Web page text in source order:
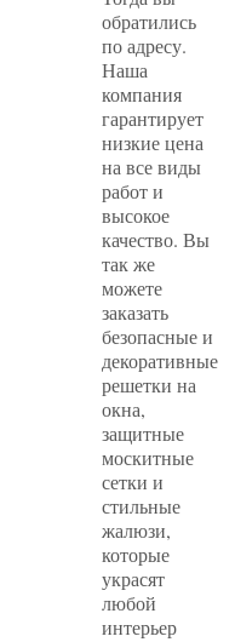
обратились
по адресу.
Наша
компания
гарантирует
низкие цена
на все виды
работ и
высокое
качество. Вы
так же
можете
заказать
безопасные и
декоративные
решетки на
окна,
защитные
москитные
сетки и
стильные
жалюзи,
которые
украсят
любой
интерьер